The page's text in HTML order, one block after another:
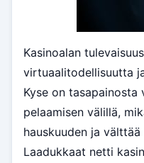
Kasinoalan
virtuaalitodellisuutta
Kyse on tasapainosta
pelaamisen välillä,
hauskuuden ja
Laadukkaat netti